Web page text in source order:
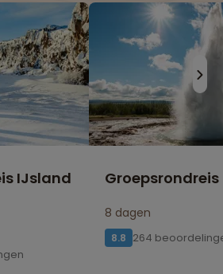
IJsland
8 dagen
8.8 264